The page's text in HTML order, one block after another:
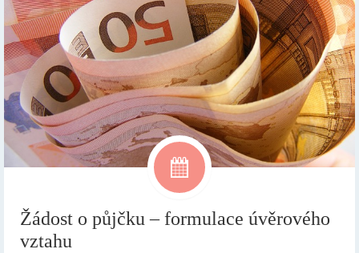
Žádost o půjčku – formulace úvěrového
vztahu